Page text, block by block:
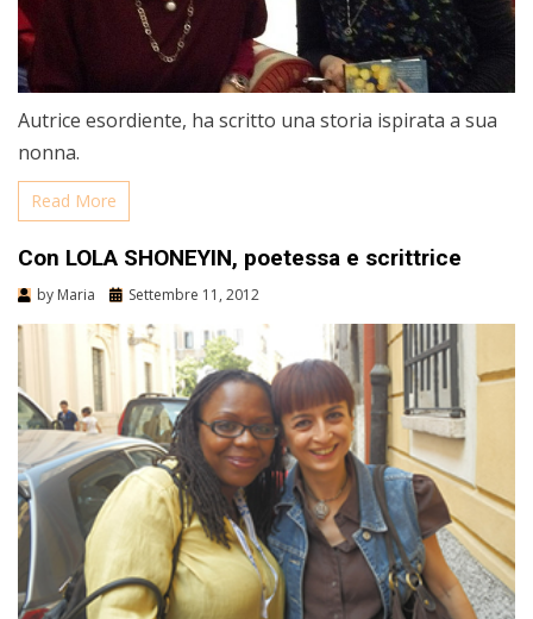
Autrice esordiente, ha scritto una storia ispirata a sua
nonna.
Read More
Con LOLA SHONEYIN, poetessa e scrittrice
by Maria Settembre 11, 2012